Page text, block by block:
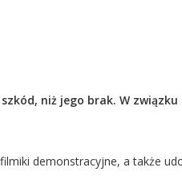
niż jego brak. W
demonstracyjne, a także